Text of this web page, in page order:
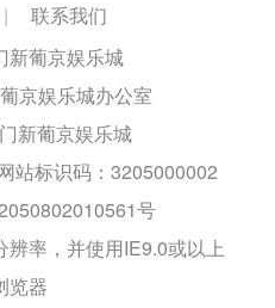
|
联系我们
新葡京娱乐城
京娱乐城办公室
新葡京娱乐城
站标识码：3205000002
号
率，并使用IE9.0或以上
览器